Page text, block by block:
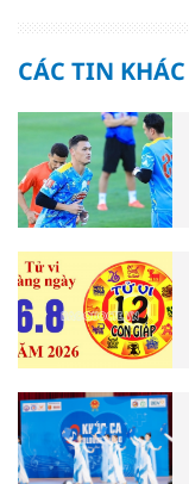
CÁC TIN KHÁC